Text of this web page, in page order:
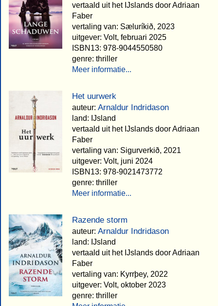
vertaald uit het IJslands door Adriaan
Faber
vertaling van: Sæluríkið, 2023
uitgever: Volt, februari 2025
ISBN13: 978-9044550580
genre: thriller
Meer informatie...
Het uurwerk
auteur: Arnaldur Indridason
land: IJsland
vertaald uit het IJslands door Adriaan
Faber
vertaling van: Sigurverkið, 2021
uitgever: Volt, juni 2024
ISBN13: 978-9021473772
genre: thriller
Meer informatie...
Razende storm
auteur: Arnaldur Indridason
land: IJsland
vertaald uit het IJslands door Adriaan
Faber
vertaling van: Kyrrþey, 2022
uitgever: Volt, oktober 2023
genre: thriller